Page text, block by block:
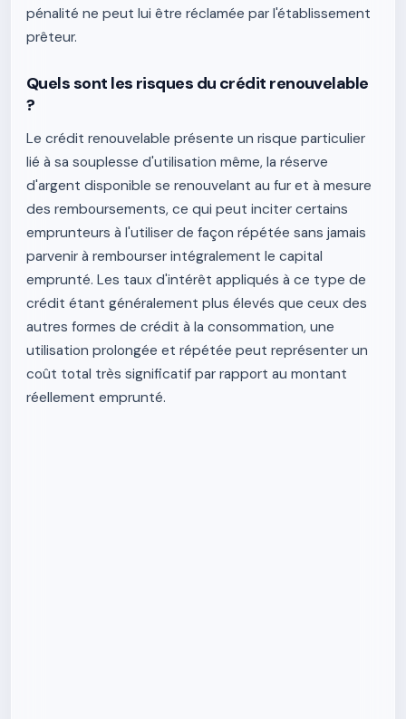
pénalité ne peut lui être réclamée par l'établissement
prêteur.
Quels sont les risques du crédit renouvelable
?
Le crédit renouvelable présente un risque particulier
lié à sa souplesse d'utilisation même, la réserve
d'argent disponible se renouvelant au fur et à mesure
des remboursements, ce qui peut inciter certains
emprunteurs à l'utiliser de façon répétée sans jamais
parvenir à rembourser intégralement le capital
emprunté. Les taux d'intérêt appliqués à ce type de
crédit étant généralement plus élevés que ceux des
autres formes de crédit à la consommation, une
utilisation prolongée et répétée peut représenter un
coût total très significatif par rapport au montant
réellement emprunté.